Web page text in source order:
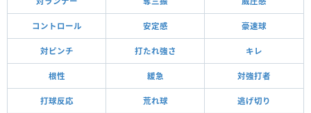
コントロール 安定感 豪速球
対ピンチ 打たれ強さ キレ
根性 緩急 対強打者
打球反応 荒れ球 逃げ切り